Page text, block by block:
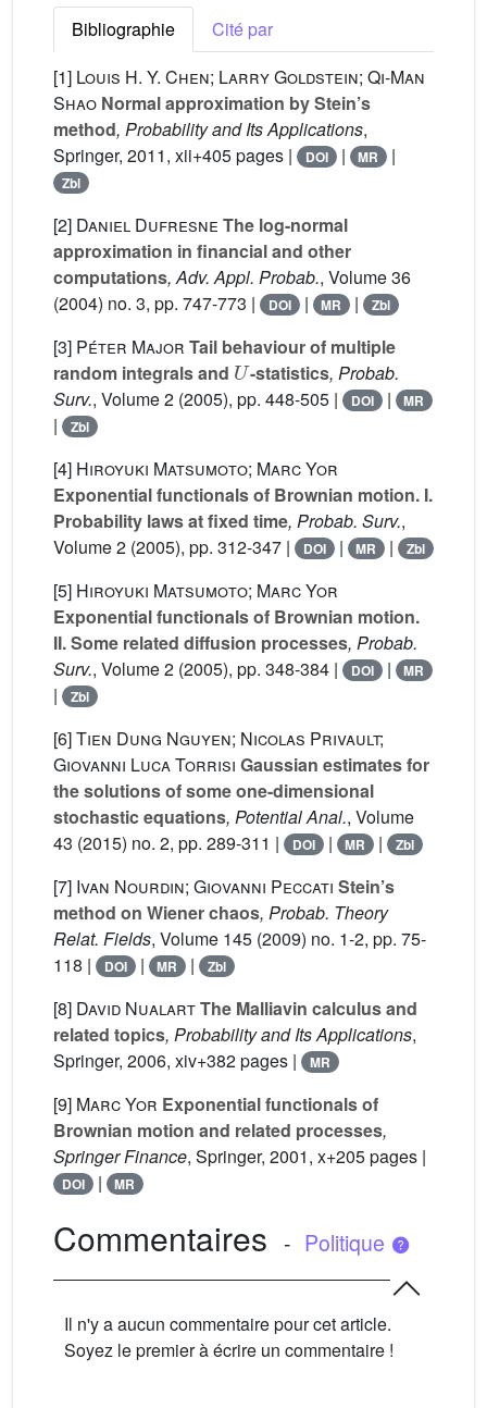
Bibliographie
Cité par
[1] Louis H. Y. Chen; Larry Goldstein; Qi-Man
Shao Normal approximation by Stein’s
method, Probability and Its Applications,
Springer, 2011, xii+405 pages |
DOI | MR |
Zbl
[2] Daniel Dufresne The log-normal
approximation in financial and other
computations, Adv. Appl. Probab., Volume 36
(2004) no. 3, pp. 747-773 |
DOI | MR | Zbl
[3] Péter Major Tail behaviour of multiple
random integrals and
U
-statistics, Probab.
Surv., Volume 2 (2005), pp. 448-505 | DOI | MR
| Zbl
[4] Hiroyuki Matsumoto; Marc Yor
Exponential functionals of Brownian motion. I.
Probability laws at fixed time, Probab. Surv.,
Volume 2 (2005), pp. 312-347 | DOI | MR | Zbl
[5] Hiroyuki Matsumoto; Marc Yor
Exponential functionals of Brownian motion.
II. Some related diffusion processes, Probab.
Surv., Volume 2 (2005), pp. 348-384 | DOI | MR
| Zbl
[6]Tien Dung Nguyen; Nicolas Privault;
Giovanni Luca Torrisi Gaussian estimates for
the solutions of some one-dimensional
stochastic equations, Potential Anal., Volume
43 (2015) no. 2, pp. 289-311 | DOI | MR | Zbl
[7] Ivan Nourdin; Giovanni Peccati Stein’s
method on Wiener chaos, Probab. Theory
Relat. Fields, Volume 145 (2009) no. 1-2, pp. 75-
118 |
DOI | MR | Zbl
[8] David NualartThe Malliavin calculus and
related topics, Probability and Its Applications,
Springer, 2006, xiv+382 pages |
MR
[9] Marc Yor Exponential functionals of
Brownian motion and related processes,
Springer Finance, Springer, 2001, x+205 pages |
DOI | MR
Commentaires - Politique
Il n'y a aucun commentaire pour cet article.
Soyez le premier à écrire un commentaire !